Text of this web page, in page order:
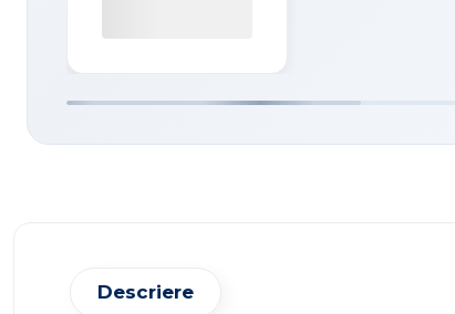
Descriere